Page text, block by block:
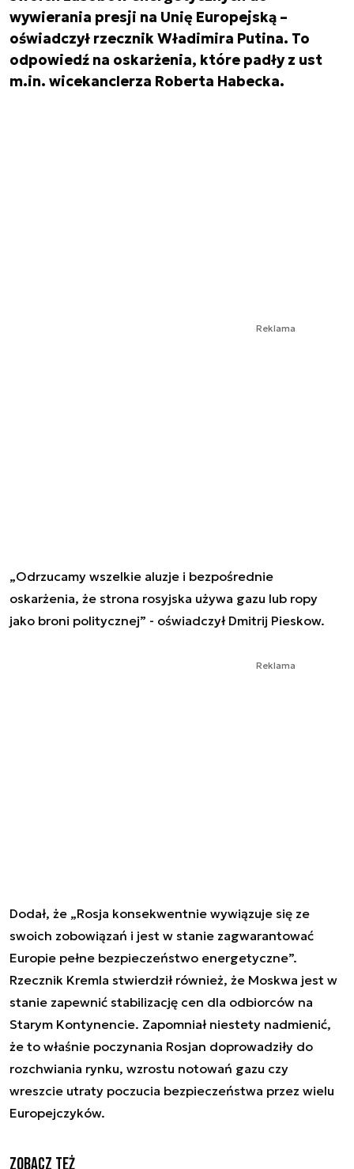
wywierania presji na Unię Europejską –
oświadczył rzecznik Władimira Putina. To
odpowiedź na oskarżenia, które padły z ust
m.in. wicekanclerza Roberta Habecka.
Reklama
„Odrzucamy wszelkie aluzje i bezpośrednie
oskarżenia, że strona rosyjska używa gazu lub ropy
jako broni politycznej” - oświadczył Dmitrij Pieskow.
Reklama
Dodał, że „Rosja konsekwentnie wywiązuje się ze
swoich zobowiązań i jest w stanie zagwarantować
Europie pełne bezpieczeństwo energetyczne”.
Rzecznik Kremla stwierdził również, że Moskwa jest w
stanie zapewnić stabilizację cen dla odbiorców na
Starym Kontynencie. Zapomniał niestety nadmienić,
że to właśnie poczynania Rosjan doprowadziły do
rozchwiania rynku, wzrostu notowań gazu czy
wreszcie utraty poczucia bezpieczeństwa przez wielu
Europejczyków.
Zobacz też